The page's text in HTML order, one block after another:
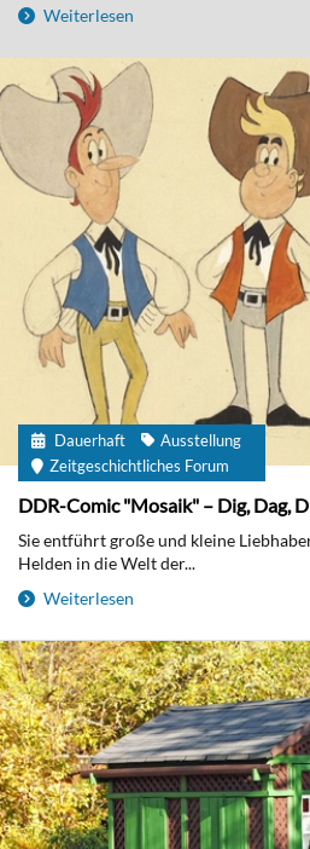
Weiterlesen
Dauerhaft
Ausstellung
Zeitgeschichtliches Forum
DDR-Comic "Mosaik" – Dig, Dag,
Sie entführt große und kleine
Helden in die Welt der...
Weiterlesen